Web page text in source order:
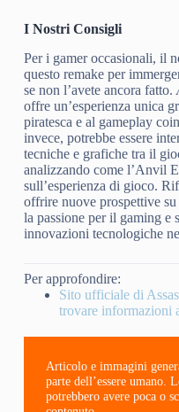
I Nostri Consigli
Per i gamer occasionali, il
questo remake per
se non l’avete ancora fatto.
offre un’esperienza unica
piratesca e al gameplay
invece, potrebbe essere
tecniche e grafiche tra il
analizzando come l’Anvil
sull’esperienza di gioco.
offrire nuove prospettive
la passione per il gaming e
innovazioni tecnologiche
Per approfondire:
Sito ufficiale di
trovare informazioni
Articolo e immagini
parte dell’essere umano.
potrebbero avere poca o